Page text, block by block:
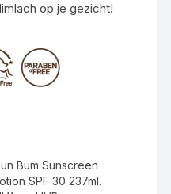
op je gezicht!
Bum Sunscreen
SPF 30 237ml.